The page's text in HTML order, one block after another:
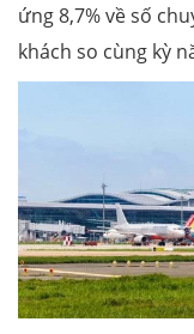
ứng 8,7% về số
khách so cùng kỳ